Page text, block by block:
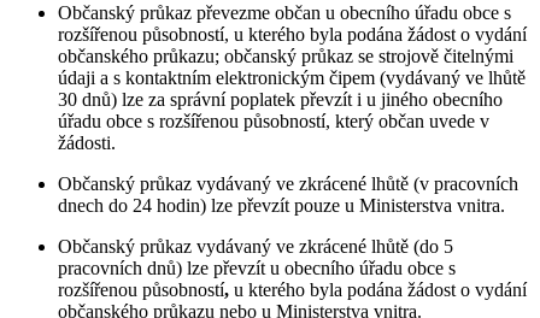
Občanský průkaz převezme občan u obecního úřadu obce s
rozšířenou působností, u kterého byla podána žádost o vydání
občanského průkazu; občanský průkaz se strojově čitelnými
údaji a s kontaktním elektronickým čipem (vydávaný ve lhůtě
30 dnů) lze za správní poplatek převzít i u jiného obecního
úřadu obce s rozšířenou působností, který občan uvede v
žádosti.
Občanský průkaz vydávaný ve zkrácené lhůtě (v pracovních
dnech do 24 hodin) lze převzít pouze u Ministerstva vnitra.
Občanský průkaz vydávaný ve zkrácené lhůtě (do 5
pracovních dnů) lze převzít u obecního úřadu obce s
rozšířenou působností, u kterého byla podána žádost o vydání
občanského průkazu nebo u Ministerstva vnitra.